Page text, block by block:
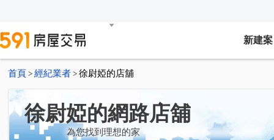
新建案
首頁 > 經紀業者 > 徐尉婭的店舖
徐尉婭的網路店舖
為您找到理想的家